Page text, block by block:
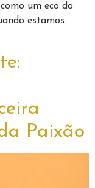
um eco do
estamos
Paixão